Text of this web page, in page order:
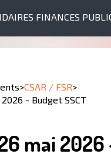
FINANCES
>CSAR / FSR>
2026 - Budget SSCT
mai 2026